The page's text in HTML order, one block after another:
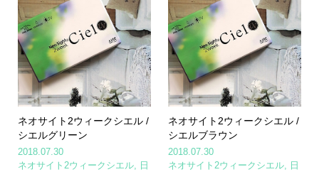
ネオサイト2ウィークシエル /
シエルグリーン
2018.07.30
ネオサイト2ウィークシエル,
日
ネオサイト2ウィークシエル /
シエルブラウン
2018.07.30
ネオサイト2ウィークシエル
日